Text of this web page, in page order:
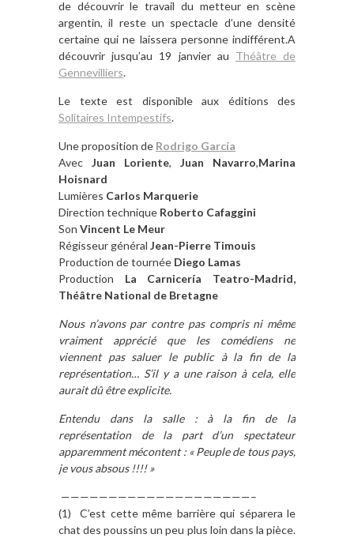
de découvrir le travail du metteur en scène
argentin, il reste un spectacle d’une densité
certaine qui ne laissera personne indifférent.A
découvrir jusqu’au 19 janvier au Théâtre de
Gennevilliers.
Le texte est disponible aux éditions des
Solitaires Intempestifs.
Une proposition de Rodrigo García
Avec Juan Loriente, Juan Navarro,Marina
Hoisnard
Lumières Carlos Marquerie
Direction technique Roberto Cafaggini
Son Vincent Le Meur
Régisseur général Jean-Pierre Timouis
Production de tournée Diego Lamas
Production La Carnicería Teatro-Madrid,
Théâtre National de Bretagne
Nous n’avons par contre pas compris ni même
vraiment apprécié que les comédiens ne
viennent pas saluer le public à la fin de la
représentation… S’il y a une raison à cela, elle
aurait dû être explicite.
Entendu dans la salle : à la fin de la
représentation de la part d’un spectateur
apparemment mécontent : « Peuple de tous pays,
je vous absous !!!! »
————————————————————–
(1) C’est cette même barrière qui séparera le
chat des poussins un peu plus loin dans la pièce.